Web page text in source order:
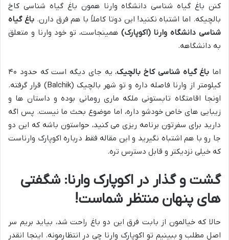
کنن باغ گیاه شناسی دانشگاه وارنا همون باغ گیاه شناسی کاخ
بالچیکه. اما اشتباه نکنید! این دوتا کاملاً با هم فرق دارن.باغ گیاه
شناسی دانشگاه وارنا (اکوپارک) همینجاست، تو خود وارنا و متعلق
به دانشگاهه.
اما باغ گیاه شناسی کاخ بالچیک
، یه جای دیگه است که حدود ۴۰
کیلومتر از وارنا فاصله داره و تو شهر بالچیک (Balchik) قرار گرفته.
اونجا اقامتگاه تابستونی ملکه ماری رومانی بوده و داستان ها و
زیبایی های خاص خودشو داره، اما موضوع بحث ما نیست. پس اگه
دارید برای سفرتون برنامه ریزی می کنید، حواستون باشه که این دو
جا رو با هم اشتباه نگیرید و این مقاله فقط درباره اکوپارک وارناست
که خیلی نزدیکتر و قابل دسترس تره.
گشت و گذار در اکوپارک وارنا: شگفتی
های پنهان منتظر شماست!
حالا که خیالمون از بابت فرق این دو باغ راحت شد، بیاید بریم سر
اصل مطلب و ببینیم تو اکوپارک وارنا چی در انتظارمونه. اینجا انقدر